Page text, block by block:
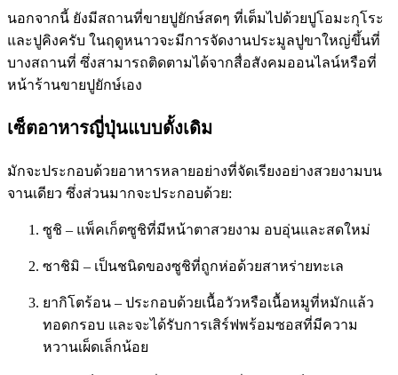
นอกจากนี้ ยังมีสถานที่ขายปูยักษ์สดๆ ที่เต็มไปด้วยปูโอมะกุโระ
และปูคิงครับ ในฤดูหนาวจะมีการจัดงานประมูลปูขาใหญ่ขึ้นที่
บางสถานที่ ซึ่งสามารถติดตามได้จากสื่อสังคมออนไลน์หรือที่
หน้าร้านขายปูยักษ์เอง
เซ็ตอาหารญี่ปุ่นแบบดั้งเดิม
มักจะประกอบด้วยอาหารหลายอย่างที่จัดเรียงอย่างสวยงามบน
จานเดียว ซึ่งส่วนมากจะประกอบด้วย:
ซูชิ – แพ็คเก็ตซูชิที่มีหน้าตาสวยงาม อบอุ่นและสดใหม่
ซาชิมิ – เป็นชนิดของซูชิที่ถูกห่อด้วยสาหร่ายทะเล
ยากิโตร้อน – ประกอบด้วยเนื้อวัวหรือเนื้อหมูที่หมักแล้ว
ทอดกรอบ และจะได้รับการเสิร์ฟพร้อมซอสที่มีความ
หวานเผ็ดเล็กน้อย